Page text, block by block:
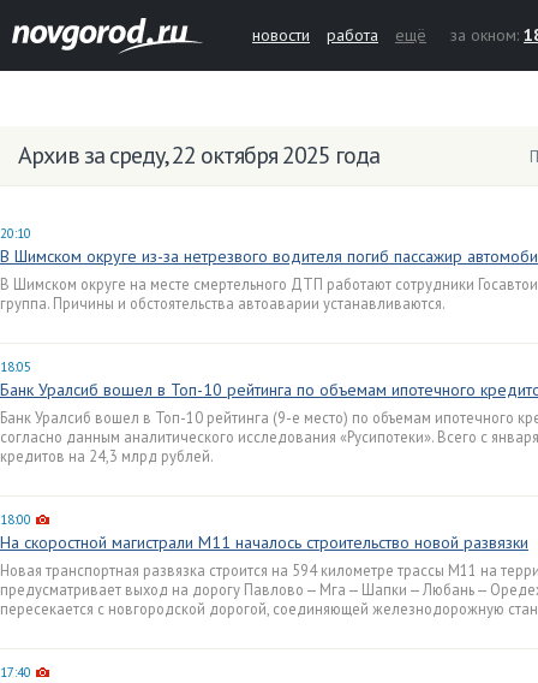
новости работа ещё за окном:
Архив за среду, 22 октября 2025 года
20:10
В Шимском округе из-за нетрезвого водителя погиб пассажир
В Шимском округе на месте смертельного ДТП работают сотрудники
группа. Причины и обстоятельства автоаварии устанавливаются.
18:05
Банк Уралсиб вошел в Топ-10 рейтинга по объемам ипотечного
Банк Уралсиб вошел в Топ-10 рейтинга (9-е место) по объемам ипотечного
согласно данным аналитического исследования «Русипотеки». Всего с
кредитов на 24,3 млрд рублей.
18:00
На скоростной магистрали М11 началось строительство новой развязки
Новая транспортная развязка строится на 594 километре трассы М11 на
предусматривает выход на дорогу Павлово — Мга — Шапки — Любань —
пересекается с новгородской дорогой, соединяющей железнодорожную
17:40